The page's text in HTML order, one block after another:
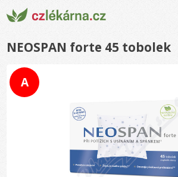
NEOSPAN forte 45 tobolek
A